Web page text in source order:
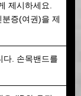
제시하세요.
증(여권)을 제
다. 손목밴드를